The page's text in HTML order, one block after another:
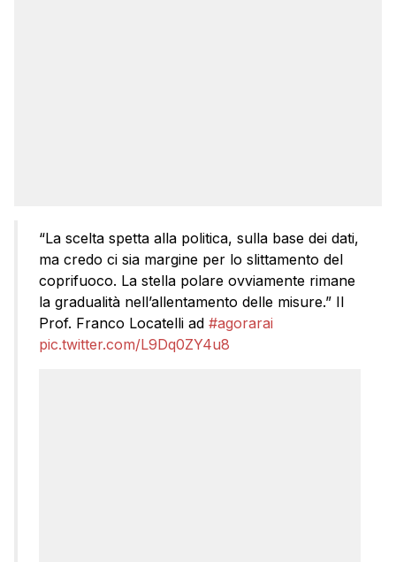
“La scelta spetta alla politica, sulla base dei dati,
ma credo ci sia margine per lo slittamento del
coprifuoco. La stella polare ovviamente rimane
la gradualità nell’allentamento delle misure.” Il
Prof. Franco Locatelli ad #agorarai
pic.twitter.com/L9Dq0ZY4u8